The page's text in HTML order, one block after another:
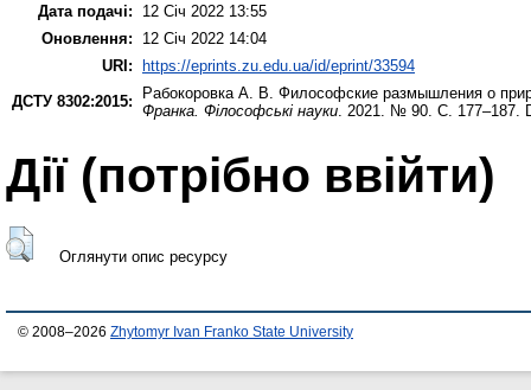
Дата подачі:
12 Січ 2022 13:55
Оновлення:
12 Січ 2022 14:04
URI: https://eprints.zu.edu.ua/id/eprint/33594
ДСТУ 8302:2015:
Рабокоровка А. В. Философские размышления о
Франка. Філософські науки . 2021. № 90. С. 177–187.
Дії ​​(потрібно ввійти)
Оглянути опис ресурсу
© 2008–2026 Zhytomyr Ivan Franko State University